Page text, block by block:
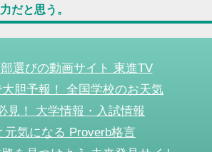
だと思う。
選びの動画サイト 東進TV
胆予報！ 全国学校のお天気
見！ 大学情報・入試情報
元気になる Proverb格言